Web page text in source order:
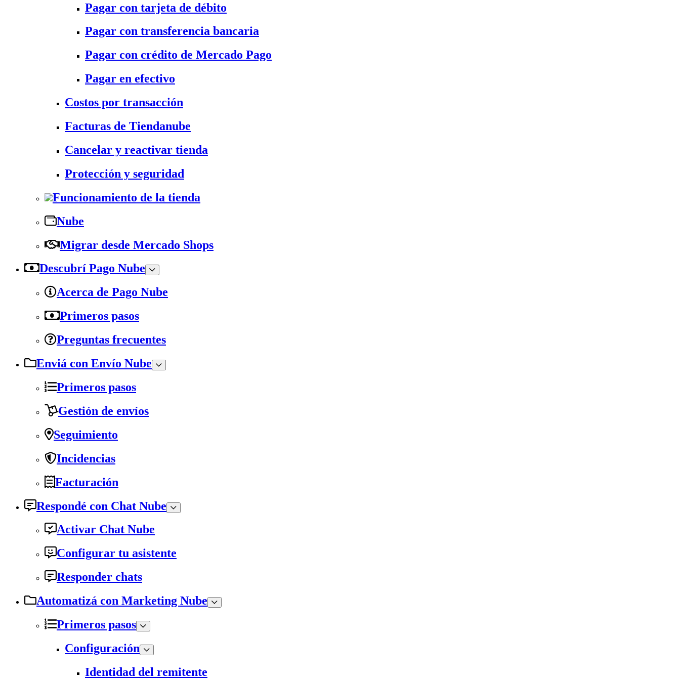
Pagar con tarjeta de débito
Pagar con transferencia bancaria
Pagar con crédito de Mercado Pago
Pagar en efectivo
Costos por transacción
Facturas de Tiendanube
Cancelar y reactivar tienda
Protección y seguridad
Funcionamiento de la tienda
Nube
Migrar desde Mercado Shops
Descubrí Pago Nube
Acerca de Pago Nube
Primeros pasos
Preguntas frecuentes
Enviá con Envío Nube
Primeros pasos
Gestión de envíos
Seguimiento
Incidencias
Facturación
Respondé con Chat Nube
Activar Chat Nube
Configurar tu asistente
Responder chats
Automatizá con Marketing Nube
Primeros pasos
Configuración
Identidad del remitente